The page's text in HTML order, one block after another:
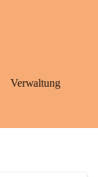
Verwaltung